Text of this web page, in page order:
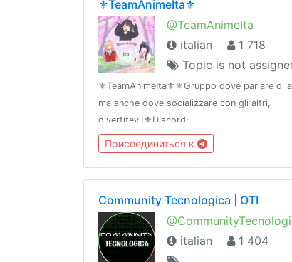
⚜️TeamAnimeIta⚜️
@TeamAnimeIta
italian
1 718
Topic is not
⚜️TeamAnimeIta⚜️⚜️Gruppo dove parlare di
ma anche dove socializzare con gli altri,
divertitevi!⚜️Discord:
https://discord.gg/fAvuwZqsZF
Присоединиться к
Community Tecnologica | OTI
italian
1 404